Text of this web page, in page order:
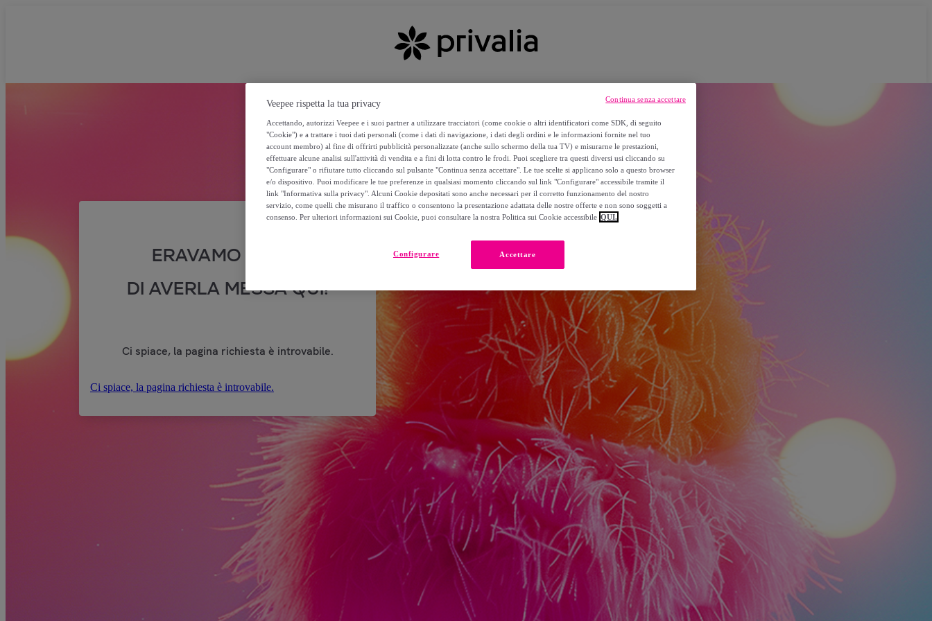
ERAVAMO SICURI
DI AVERLA MESSA QUI!
Ci spiace, la pagina richiesta è introvabile.
Ci spiace, la pagina richiesta è introvabile.
Veepee rispetta la tua privacy
Accettando, autorizzi Veepee e i suoi partner a utilizzare tracciatori (come cookie o altri identificatori come SDK, di seguito
"Cookie") e a trattare i tuoi dati personali (come i dati di navigazione, i dati degli ordini e le informazioni fornite nel tuo
account membro) al fine di offrirti pubblicità personalizzate (anche sullo schermo della tua TV) e misurarne le prestazioni,
effettuare alcune analisi sull'attività di vendita e a fini di lotta contro le frodi. Puoi scegliere tra questi diversi usi cliccando su
"Configurare" o rifiutare tutto cliccando sul pulsante "Continua senza accettare". Le tue scelte si applicano solo a questo browser
e/o dispositivo. Puoi modificare le tue preferenze in qualsiasi momento cliccando sul link "Configurare" accessibile tramite il
link "Informativa sulla privacy". Alcuni Cookie depositati sono anche necessari per il corretto funzionamento del nostro
servizio, come quelli che misurano il traffico o consentono la presentazione adattata delle nostre offerte e non sono soggetti a
consenso. Per ulteriori informazioni sui Cookie, puoi consultare la nostra Politica sui Cookie accessibile QUI.
Accettare
Configurare
Continua senza accettare